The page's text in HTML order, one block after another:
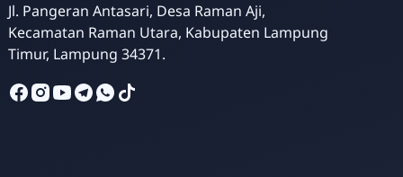
Bachtiar Rohman
Jl. Pangeran Antasari, Desa Raman Aji,
Kecamatan Raman Utara, Kabupaten Lampung
Timur, Lampung 34371.